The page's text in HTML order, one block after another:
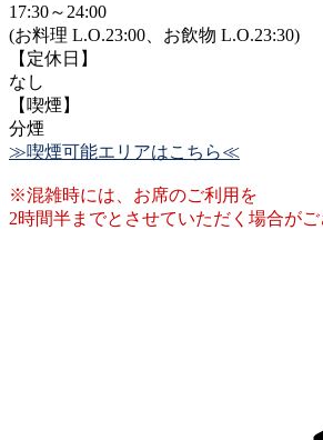
17:30～24:00
(お料理 L.O.23:00、お飲物 L.O.23:30)
【定休日】
なし
【喫煙】
分煙
≫喫煙可能エリアはこちら≪
※混雑時には、お席のご利用を
2時間半までとさせていただく場合がご